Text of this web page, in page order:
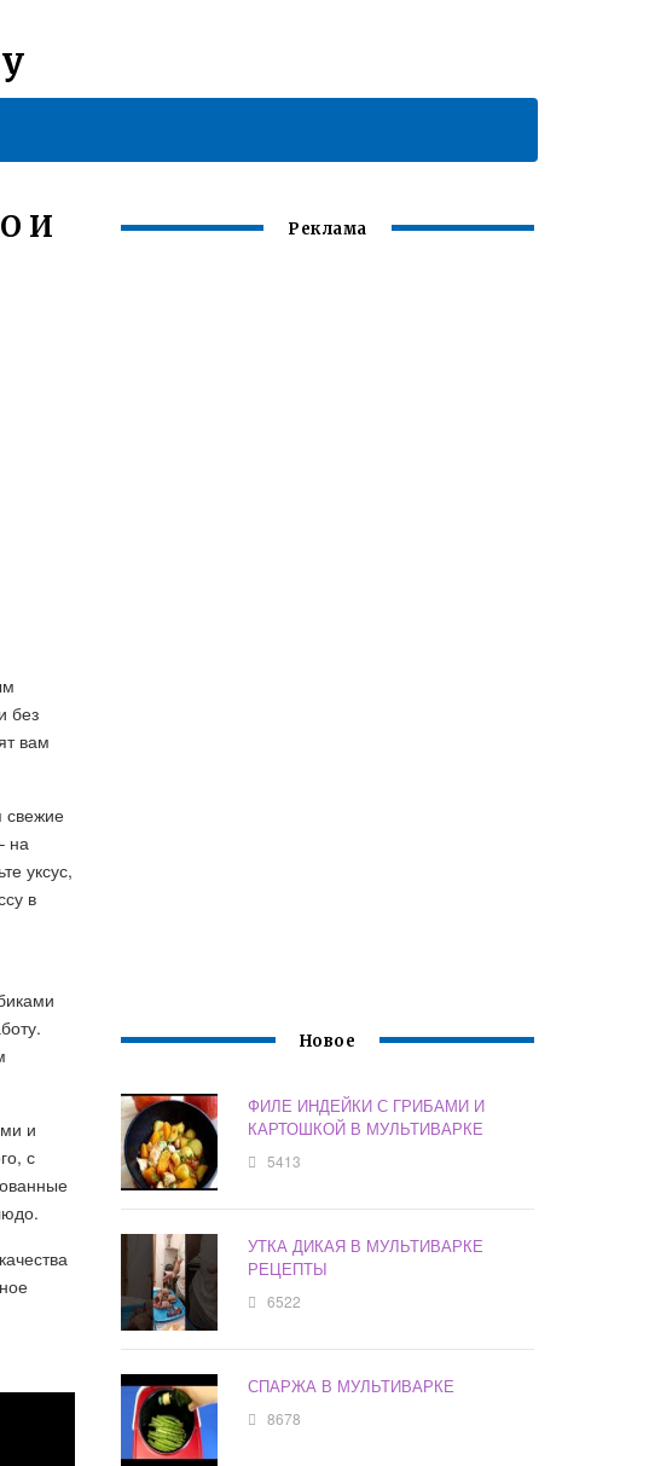
И
без
вам
свежие
на
уксус,
в
и
с
Реклама
Новое
ФИЛЕ ИНДЕЙКИ С ГРИБАМИ И
КАРТОШКОЙ В МУЛЬТИВАРКЕ
5413
УТКА ДИКАЯ В МУЛЬТИВАРКЕ
РЕЦЕПТЫ
6522
СПАРЖА В МУЛЬТИВАРКЕ
8678